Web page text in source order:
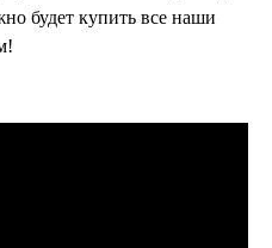
будет купить все наши